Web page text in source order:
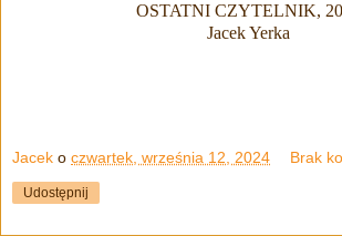
OSTATNI CZYTELNIK,
Jacek Yerka
Jacek o czwartek, września 12, 2024 Brak
Udostępnij